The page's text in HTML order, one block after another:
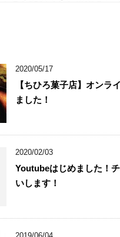
2020/05/17
【ちひろ菓子店】オンラ
ました！
2020/02/03
Youtubeはじめました！
いします！